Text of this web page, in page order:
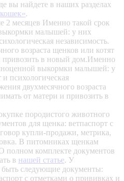
вы найдете в наших разделах
.
2 месяцев Именно такой срок
малышей: у них
независимость.
возраста щенков или котят
привозить в новый дом.Именно
выкормки малышей: у
психологическая
двухмесячного возраста
от матери и привозить в
породистого животного
для щенка: ветпаспорт с
купли-продажи, метрика,
В питомниках щенкам
полном комплекте документов
в нашей статье. У
следующие документы:
с отметками о прививках и